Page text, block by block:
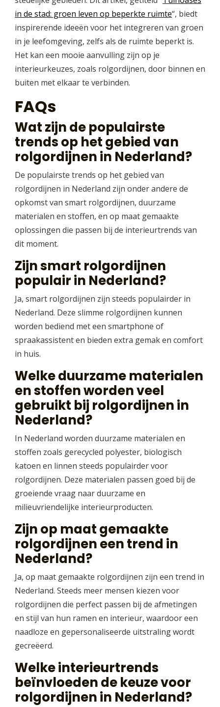
in de stad: groen leven op beperkte ruimte“, biedt
inspirerende ideeën voor het integreren van groen
in je leefomgeving, zelfs als de ruimte beperkt is.
Het kan een mooie aanvulling zijn op je
interieurkeuzes, zoals rolgordijnen, door binnen en
buiten met elkaar te verbinden.
FAQs
Wat zijn de populairste
trends op het gebied van
rolgordijnen in Nederland?
De populairste trends op het gebied van
rolgordijnen in Nederland zijn onder andere de
opkomst van smart rolgordijnen, duurzame
materialen en stoffen, en op maat gemaakte
oplossingen die passen bij de interieurtrends van
dit moment.
Zijn smart rolgordijnen
populair in Nederland?
Ja, smart rolgordijnen zijn steeds populairder in
Nederland. Deze slimme rolgordijnen kunnen
worden bediend met een smartphone of
spraakassistent en bieden extra gemak en comfort
in huis.
Welke duurzame materialen
en stoffen worden veel
gebruikt bij rolgordijnen in
Nederland?
In Nederland worden duurzame materialen en
stoffen zoals gerecycled polyester, biologisch
katoen en linnen steeds populairder voor
rolgordijnen. Deze materialen passen goed bij de
groeiende vraag naar duurzame en
milieuvriendelijke interieurproducten.
Zijn op maat gemaakte
rolgordijnen een trend in
Nederland?
Ja, op maat gemaakte rolgordijnen zijn een trend in
Nederland. Steeds meer mensen kiezen voor
rolgordijnen die perfect passen bij de afmetingen
en stijl van hun ramen en interieur, waardoor een
naadloze en gepersonaliseerde uitstraling wordt
gecreëerd.
Welke interieurtrends
beïnvloeden de keuze voor
rolgordijnen in Nederland?